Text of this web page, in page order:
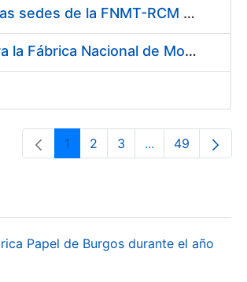
Conexión mediante Fibra Óptica de los Centros de Proceso de Datos (CPDs) de las sedes de la FNMT-RCM de Burgos y Madrid
Contratación de acuerdo marco para el Suministro de Material de Electricidad para la Fábrica Nacional de Moneda y Timbre-Real Casa de la Moneda en su centro de trabajo de Burgos
Page
1 Page
2 Page
3 ...Intermediate
Page
49
Papel de Burgos durante el año